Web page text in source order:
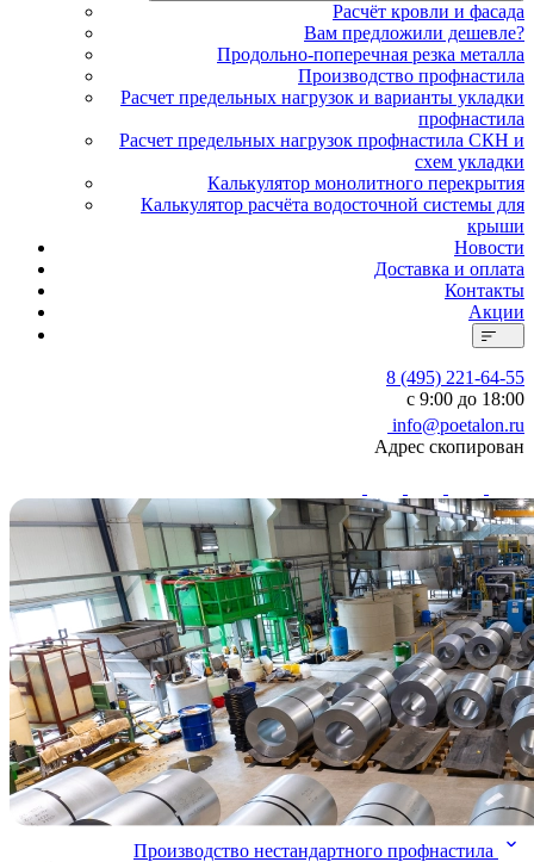
Расчёт кровли и фасада
Вам предложили дешевле?
Продольно-поперечная резка металла
Производство профнастила
Расчет предельных нагрузок и варианты укладки
профнастила
Расчет предельных нагрузок профнастила СКН и
схем укладки
Калькулятор монолитного перекрытия
Калькулятор расчёта водосточной системы для
крыши
Новости
Доставка и оплата
Контакты
Акции
8 (495) 221-64-55
с 9:00 до 18:00
info@poetalon.ru
Адрес скопирован
Производство нестандартного профнастила